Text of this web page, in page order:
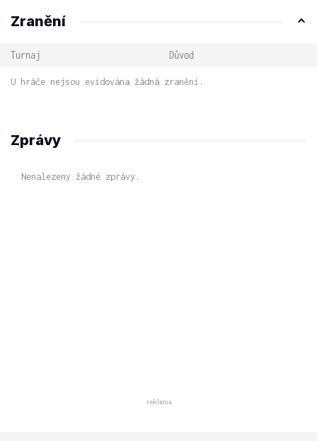
Zranění
Turnaj Důvod
U hráče nejsou evidována žádná zranění.
Zprávy
Nenalezeny žádné zprávy.